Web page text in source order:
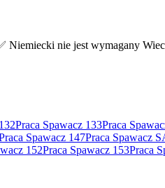
Niemiecki nie jest wymagany
Praca Spawacz 133Praca
Spawacz 147Praca Spawacz
152Praca Spawacz 153Praca